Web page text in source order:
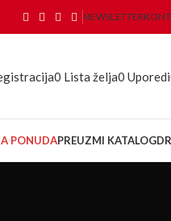
NEWSLETTER
0 Lista želja0 Uporedi
PONUDAPREUZMI KATALOG